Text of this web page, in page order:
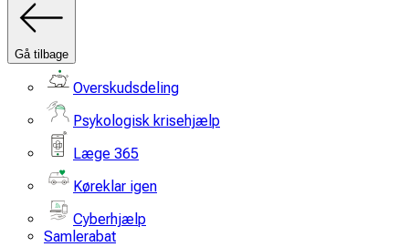
Gå tilbage
Overskudsdeling
Psykologisk krisehjælp
Læge 365
Køreklar igen
Cyberhjælp
Samlerabat